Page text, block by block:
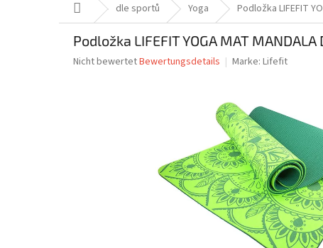
Startseitedle sportů Yoga Podložka LIFEFIT
Podložka LIFEFIT YOGA MAT
Die
Nicht bewertetBewertungsdetails Marke: Lifefit